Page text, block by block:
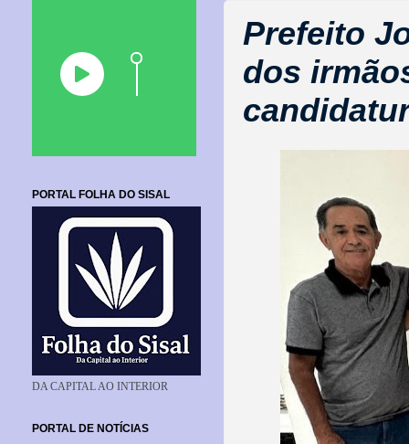
Prefeito
dos
PORTAL FOLHA DO SISAL
DA CAPITAL AO INTERIOR
PORTAL DE NOTÍCIAS